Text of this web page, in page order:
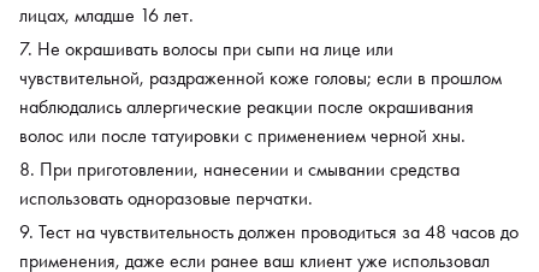
лицах, младше 16 лет.
Не окрашивать волосы при сыпи на лице или
чувствительной, раздраженной коже головы; если в прошлом
наблюдались аллергические реакции после окрашивания
волос или после татуировки с применением черной хны.
При приготовлении, нанесении и смывании средства
использовать одноразовые перчатки.
Тест на чувствительность должен проводиться за 48 часов до
применения, даже если ранее ваш клиент уже использовал